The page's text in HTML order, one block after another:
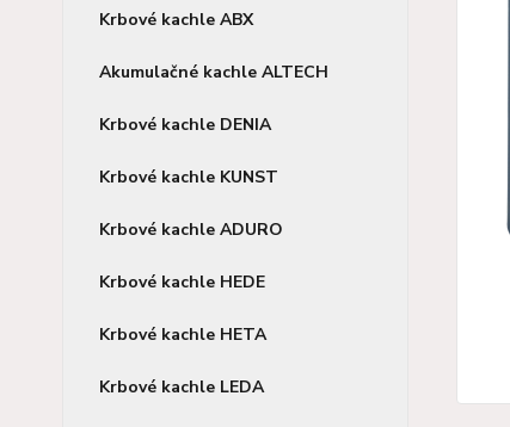
Krbové kachle ABX
Akumulačné kachle ALTECH
Krbové kachle DENIA
Krbové kachle KUNST
Krbové kachle ADURO
Krbové kachle HEDE
Krbové kachle HETA
Krbové kachle LEDA